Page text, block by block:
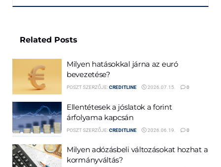
Related Posts
Milyen hatásokkal járna az euró
bevezetése?
POSZT SZERZŐJE:CREDITLINE 2026.07.15. 0
Ellentétesek a jóslatok a forint
árfolyama kapcsán
POSZT SZERZŐJE:CREDITLINE 2026.06.19. 0
Milyen adózásbeli változásokat hozhat a
kormányváltás?